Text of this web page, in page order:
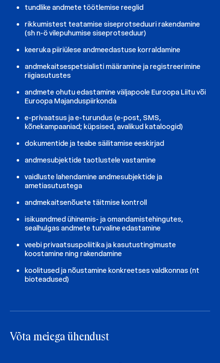
tundlike andmete töötlemise reeglid
rikkumistest teatamise siseprotseduuri rakendamine
(sh n-ö vilepuhumise siseprotseduur)
keeruka piiriülese andmeedastuse korraldamine
andmekaitsespetsialisti määramine ja registreerimine
riigiasutustes
andmete ohutu edastamine väljapoole Euroopa Liitu või
Euroopa Majanduspiirkonda
e-privaatsus ja e-turundus (e-post, SMS,
kõnekampaaniad; küpsised, avalikud kataloogid)
dokumentide ja teabe säilitamise eeskirjad
andmesubjektide taotlustele vastamine
vaidluste lahendamine andmesubjektide ja
ametiasutustega
andmekaitsenõuete täitmise kontroll
isikuandmed ühinemis- ja omandamistehingutes,
sealhulgas andmete turvaline edastamine
veebi privaatsuspoliitika ja kasutustingimuste
koostamine ning rakendamine
koolitused ja nõustamine konkreetses valdkonnas (nt
bioteadused)
Võta meiega ühendust